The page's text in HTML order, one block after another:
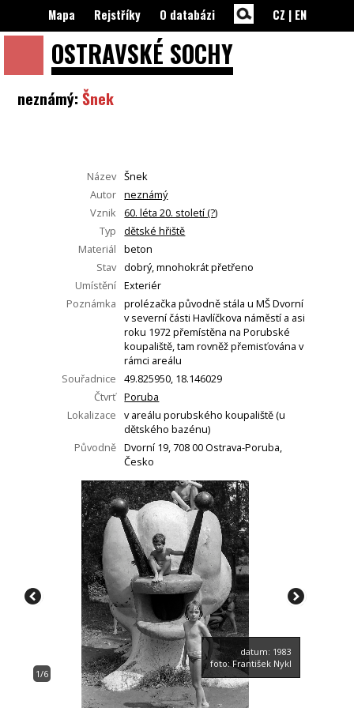
OSTRAVSKÉ SOCHY
Mapa Rejstříky O databázi CZ | EN
neznámý:Šnek
Název Šnek
Autor neznámý
Vznik
60. léta 20. století (?)
Typ
dětské hřiště
Materiál
beton
Stav dobrý, mnohokrát přetřeno
Umístění Exteriér
Poznámka
prolézačka původně stála u MŠ Dvorní
v severní části Havlíčkova náměstí a asi
roku 1972 přemístěna na Porubské
koupaliště, tam rovněž přemisťována v
rámci areálu
Souřadnice
49.825950, 18.146029
Čtvrť Poruba
Lokalizace
v areálu porubského koupaliště (u
dětského bazénu)
Původně Dvorní 19, 708 00 Ostrava-Poruba,
Česko
1/6
datum: 1983
foto: František Nykl